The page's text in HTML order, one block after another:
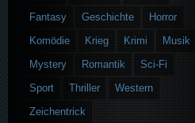
Fantasy
Geschichte
Horror
Komödie
Krieg Krimi
Musik
Mystery
Romantik
Sci-Fi
Sport
Thriller
Western
Zeichentrick